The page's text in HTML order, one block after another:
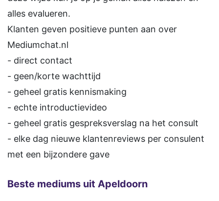
alles evalueren.
Klanten geven positieve punten aan over
Mediumchat.nl
- direct contact
- geen/korte wachttijd
- geheel gratis kennismaking
- echte introductievideo
- geheel gratis gespreksverslag na het consult
- elke dag nieuwe klantenreviews per consulent
met een bijzondere gave
Beste mediums uit Apeldoorn